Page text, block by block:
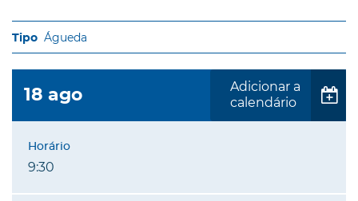
Águeda
18 ago
Adicionar a
calendário
9:30